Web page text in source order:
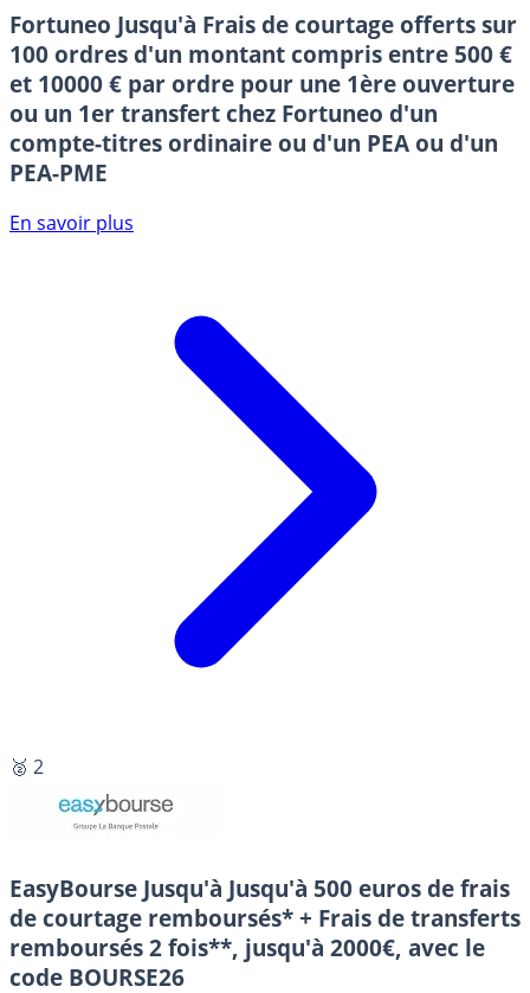
Fortuneo Jusqu'à Frais de courtage offerts sur
100 ordres d'un montant compris entre 500 €
et 10000 € par ordre pour une 1ère ouverture
ou un 1er transfert chez Fortuneo d'un
compte-titres ordinaire ou d'un PEA ou d'un
PEA-PME
En savoir plus
🥈 2
EasyBourse Jusqu'à Jusqu'à 500 euros de frais
de courtage remboursés* + Frais de transferts
remboursés 2 fois**, jusqu'à 2000€, avec le
code BOURSE26